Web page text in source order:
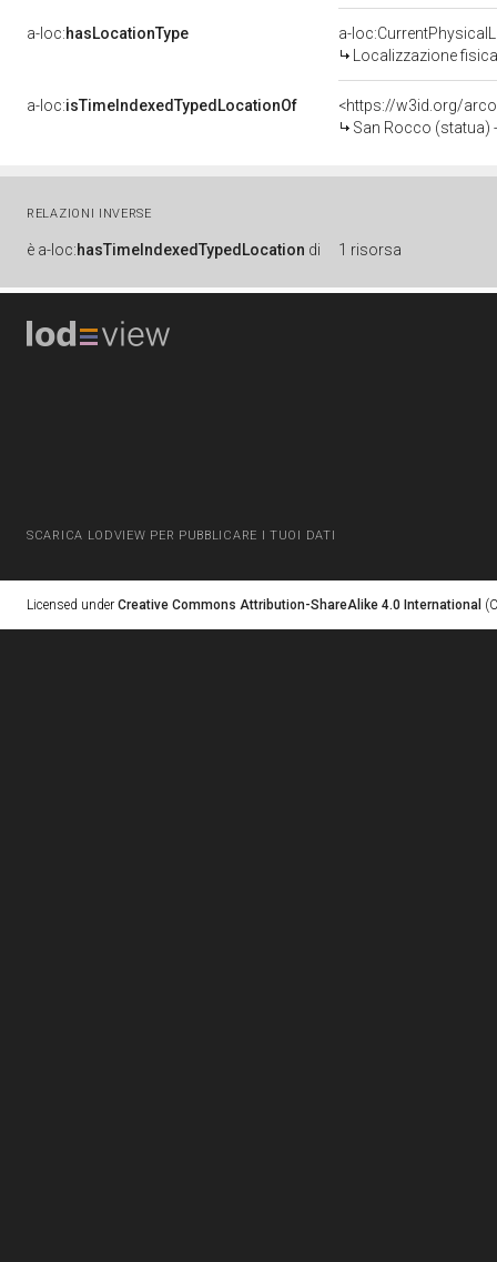
a-loc:hasLocationType
a-
Localizzazione
a-loc:isTimeIndexedTypedLocationOf
<https://w3id.org/
San Rocco (statua)
RELAZIONI INVERSE
è a-loc:hasTimeIndexedTypedLocation di 1 risorsa
SCARICA LODVIEW PER PUBBLICARE I TUOI DATI
Licensed under Creative Commons Attribution-ShareAlike 4.0 International